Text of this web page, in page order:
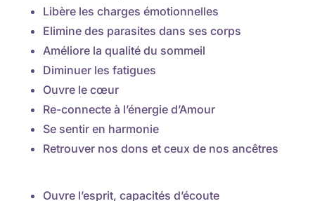
Libère les charges émotionnelles
Elimine des parasites dans ses corps
Améliore la qualité du sommeil
Diminuer les fatigues
Ouvre le cœur
Re-connecte à l’énergie d’Amour
Se sentir en harmonie
Retrouver nos dons et ceux de nos ancêtres
Ouvre l’esprit, capacités d’écoute